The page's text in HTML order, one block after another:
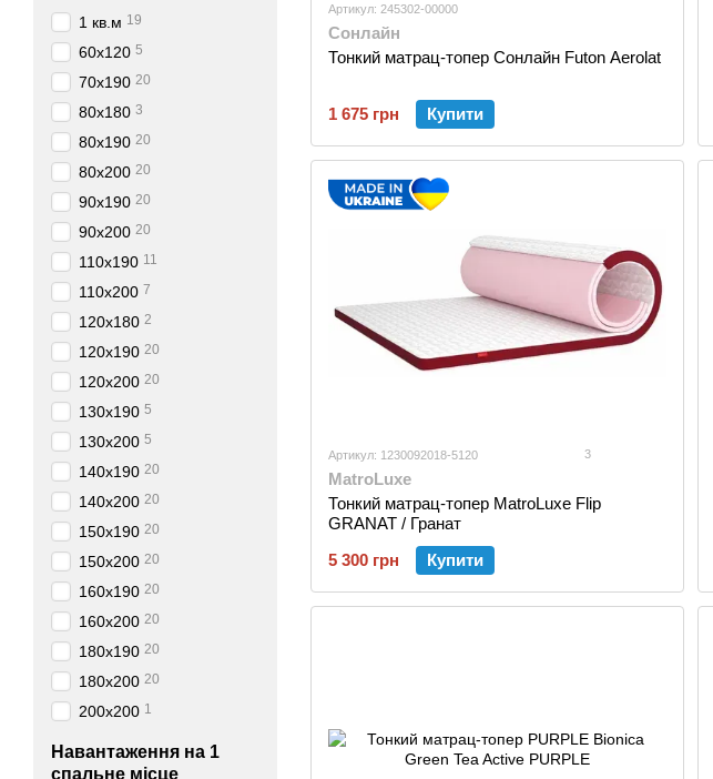
Артикул: 245302-00000
Сонлайн
Тонкий матрац-топер Сонлайн Futon Aerolat
1 675 грн Купити
Артикул: 1230092018-5120 3
MatroLuxe
Тонкий матрац-топер MatroLuxe Flip
GRANAT / Гранат
5 300 грн
Купити
1 кв.м 19
60х120 5
70х190 20
80х180 3
80х190 20
80х200 20
90х190 20
90х200 20
110х190 11
110х200 7
120х180 2
120х190 20
120х200 20
130х190 5
130х200 5
140х190 20
140х200 20
150х190 20
150х200 20
160х190 20
160х200 20
180х190 20
180х200 20
200х200 1
Навантаження на 1
спальне місце